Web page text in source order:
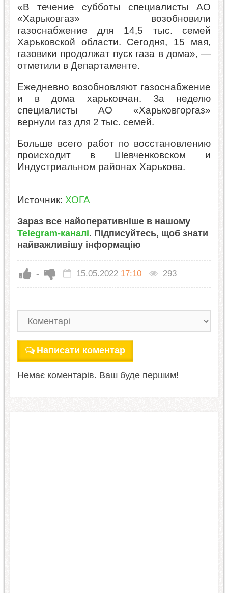
«В течение субботы специалисты АО
«Харьковгаз» возобновили
газоснабжение для 14,5 тыс. семей
Харьковской области. Сегодня, 15 мая,
газовики продолжат пуск газа в дома», —
отметили в Департаменте.
Ежедневно возобновляют газоснабжение
и в дома харьковчан. За неделю
специалисты АО «Харьковгоргаз»
вернули газ для 2 тыс. семей.
Больше всего работ по восстановлению
происходит в Шевченковском и
Индустриальном районах Харькова.
Источник: ХОГА
Зараз все найоперативніше в нашому
Telegram-каналі. Підписуйтесь, щоб знати
найважливішу інформацію
- 15.05.2022 17:10 293
Написати коментар
Немає коментарів. Ваш буде першим!